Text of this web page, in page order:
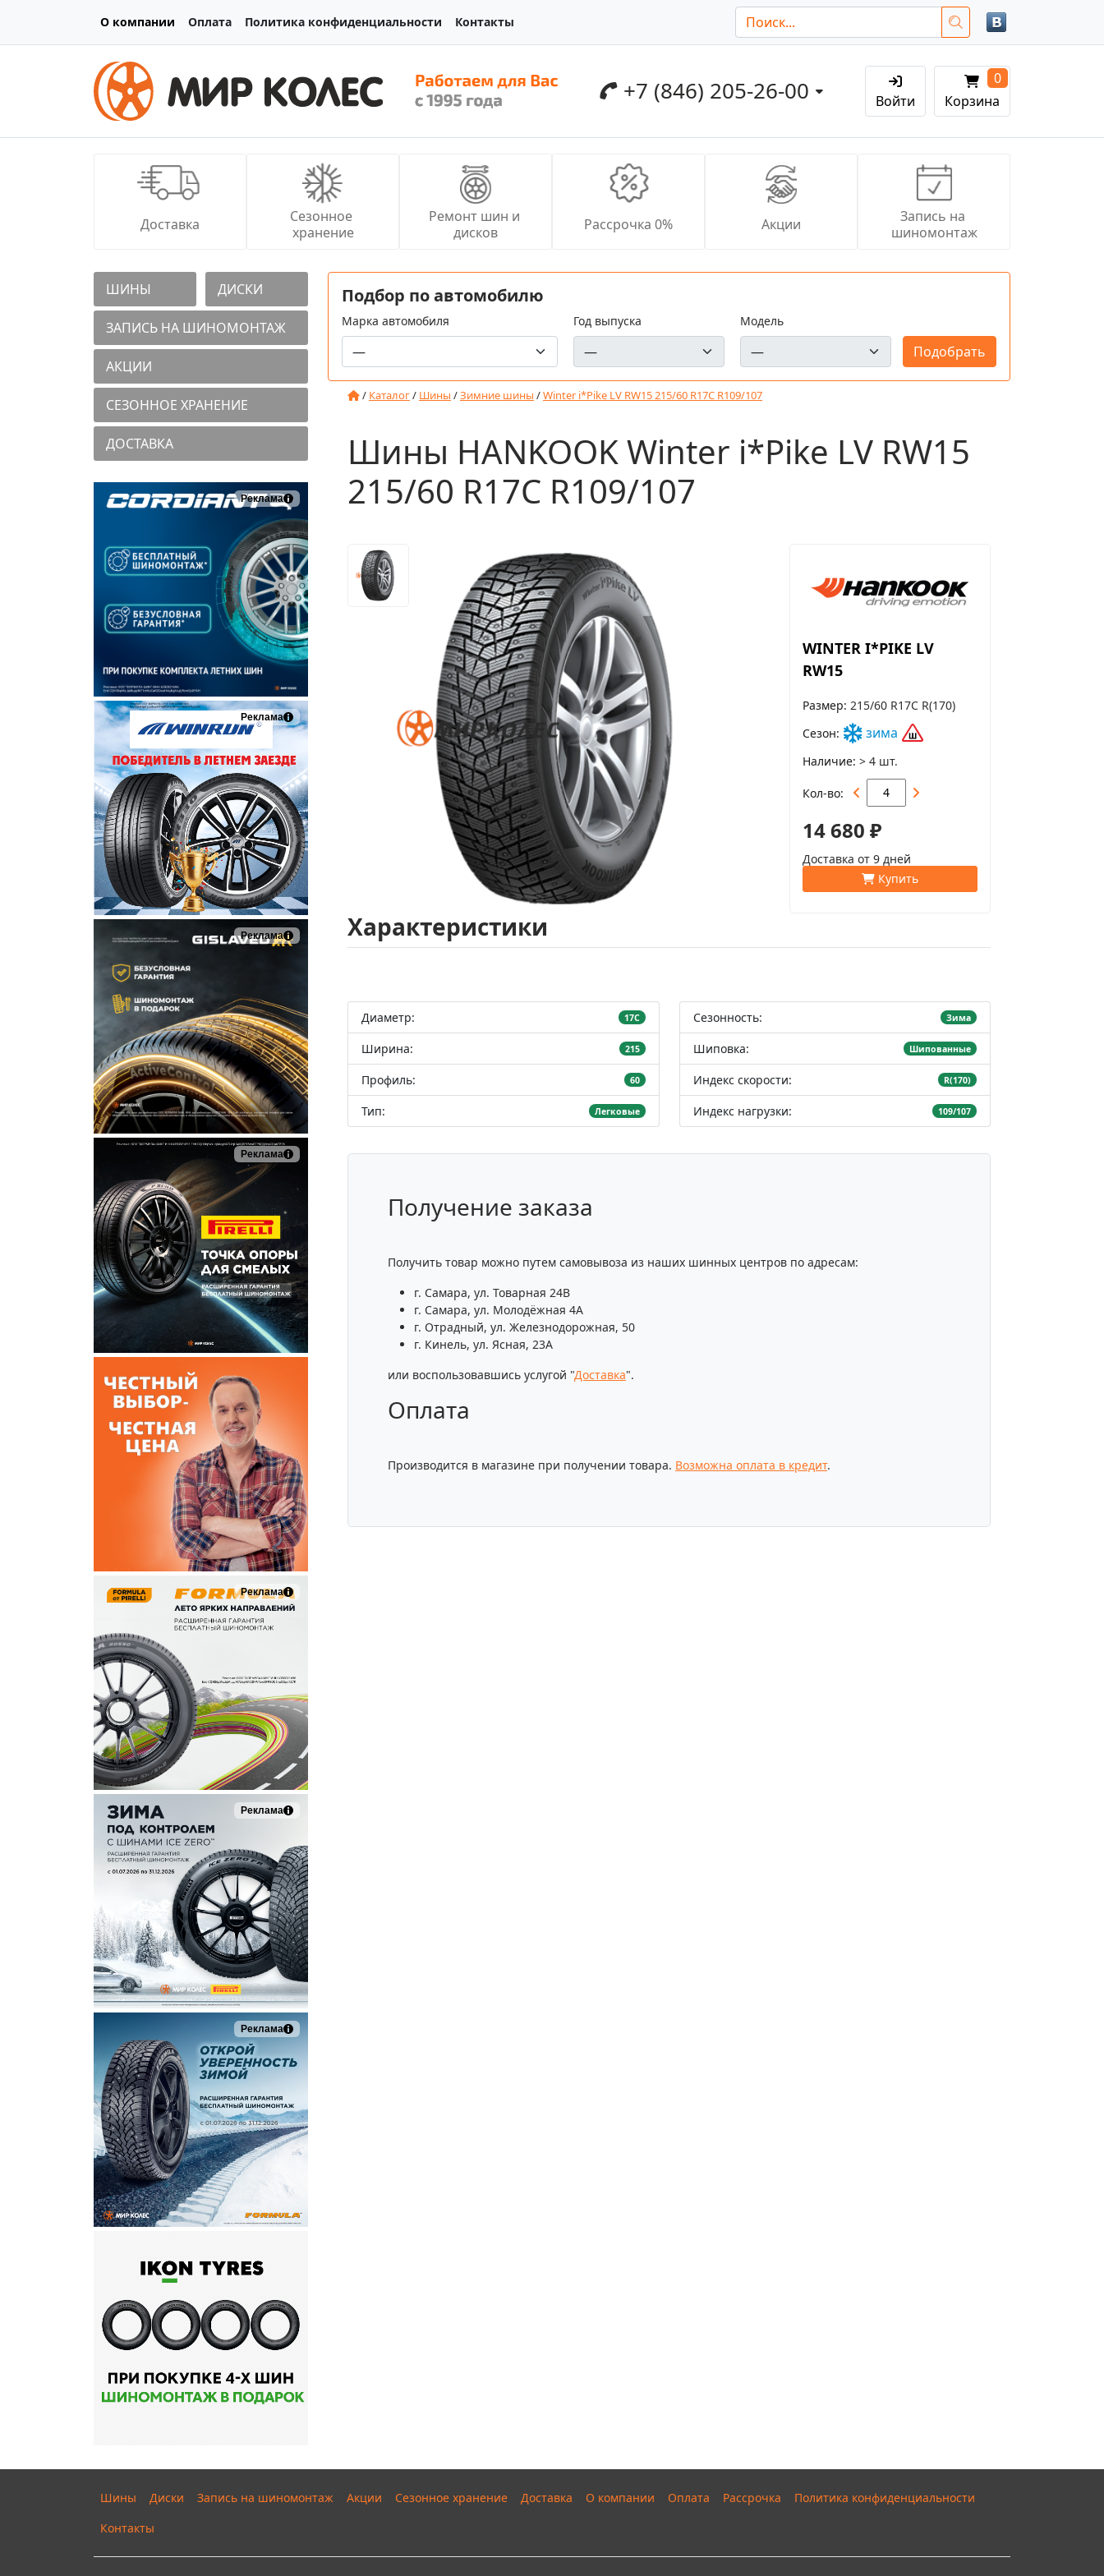
О компании Оплата Политика конфиденциальности Контакты
+7 (846) 205-26-00 Войти Корзина
0
Доставка
Сезонное
хранение
Ремонт шин и
дисков
Рассрочка 0% Акции
Запись на
шиномонтаж
ШИНЫ ДИСКИ
ЗАПИСЬ НА ШИНОМОНТАЖ
АКЦИИ
СЕЗОННОЕ ХРАНЕНИЕ
ДОСТАВКА
Реклама
Реклама
Реклама
Реклама
Реклама
Реклама
Реклама
Подбор по автомобилю
Марка автомобиля Год выпуска Модель
/ Каталог/ Шины /Зимние шины /Winter i*Pike LV RW15 215/60 R17C R109/107
Шины HANKOOK Winter i*Pike LV RW15
215/60 R17C R109/107
WINTER I*PIKE LV
RW15
Размер 215/60 R17C R(170)
Сезон
зима
Наличие > 4 шт.
Кол-во
14 680 ₽
Доставка от 9 дней
Купить
Характеристики
Диаметр: 17C
Ширина: 215
Профиль: 60
Тип: Легковые
Сезонность: Зима
Шиповка: Шипованные
Индекс скорости: R(170)
Индекс нагрузки: 109/107
Получение заказа
Получить товар можно путем самовывоза из наших шинных центров по адресам:
г. Самара, ул. Товарная 24В
г. Самара, ул. Молодёжная 4А
г. Отрадный, ул. Железнодорожная, 50
г. Кинель, ул. Ясная, 23А
или воспользовавшись услугой "Доставка".
Оплата
Производится в магазине при получении товара. Возможна оплата в кредит.
Шины Диски Запись на шиномонтаж Акции Сезонное хранение Доставка О компании Оплата Рассрочка
Политика конфиденциальности
Контакты